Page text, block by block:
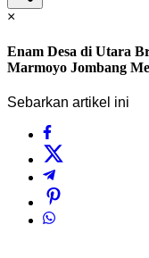
×
Enam Desa di Utara
Marmoyo Jombang
Sebarkan artikel ini